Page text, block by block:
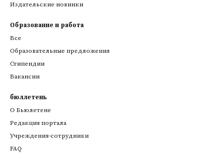
Издательские новинки
Образование и работа
Все
Образовательные предложения
Стипендии
Вакансии
бюллетень
О Бьюлетене
Редакция портала
Учреждения-сотрудники
FAQ